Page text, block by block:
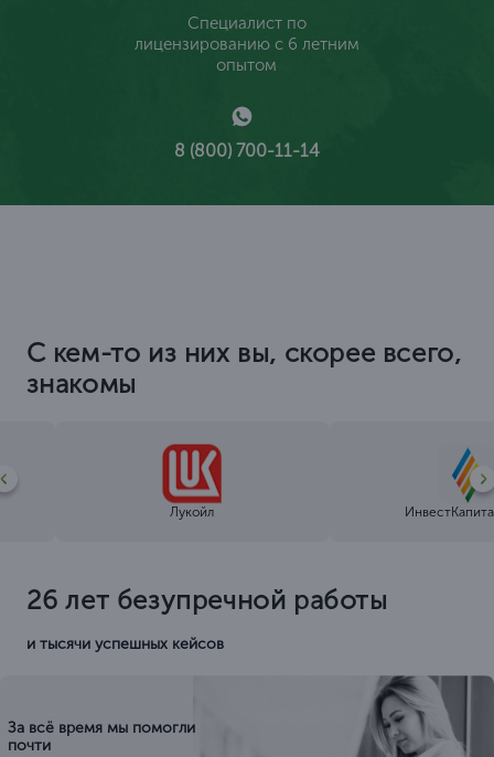
Специалист по
лицензированию с 6 летним
опытом
8 (800) 700-11-14
С кем-то из них вы, скорее всего,
знакомы
Лукойл
26 лет безупречной работы
и тысячи успешных кейсов
За всё время мы помогли
почти